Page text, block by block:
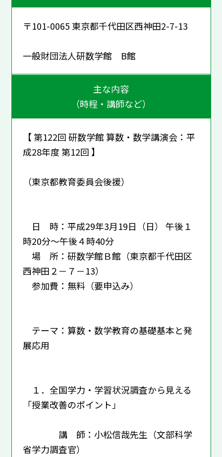
〒101-0065 東京都千代田区西神田2-7-13
一般財団法人研数学館 B館
主な内容
（時程・講師など）
【 第122回 研数学館 算数・数学講演会：平
成28年度 第12回 】
（東京都教育委員会後援）
日 時：平成29年3月19日（日） 午後１
時20分～午後４時40分
場 所：研数学館Ｂ館（東京都千代田区
西神田２－７－13）
参加費：無料（要申込み）
テーマ：算数・数学教育の基礎基本と発
展応用
１．全国学力・学習状況調査から見える
「授業改善のポイント」
講 師：小松信哉先生（文部科学
省学力調査官）